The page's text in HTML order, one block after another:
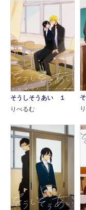
そうしそうあい １
りべるむ